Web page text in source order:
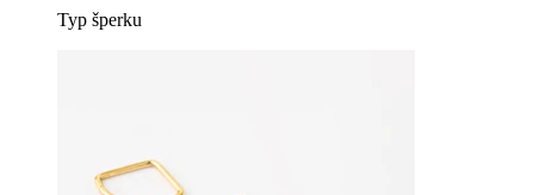
Typ šperku